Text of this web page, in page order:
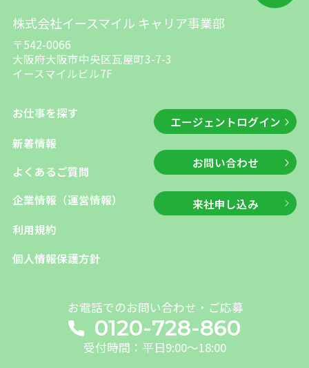
株式会社イースマイル キャリア事業部
〒542-0066
大阪府大阪市中央区瓦屋町3-7-3
イースマイルビル7F
お仕事を探す
新着情報
よくあるご質問
企業情報（運営情報）
利用規約
個人情報保護方針
エージェントログイン
お問い合わせ
来社申し込み
お電話でのお問い合わせ・ご応募
0120-728-860
受付時間：平日9:00～18:00